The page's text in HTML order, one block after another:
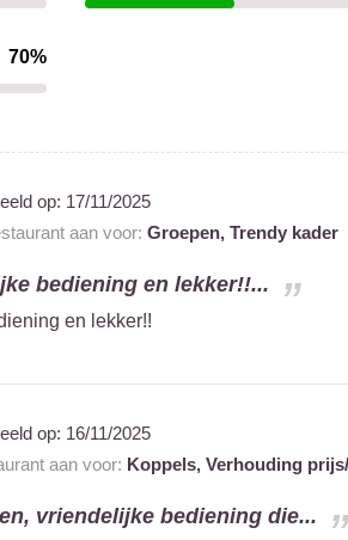
70%
op: 17/11/2025
aan voor: Groepen, Trendy kader
bediening en lekker!!...
en lekker!!
op: 16/11/2025
aan voor: Koppels, Verhouding
vriendelijke bediening die...